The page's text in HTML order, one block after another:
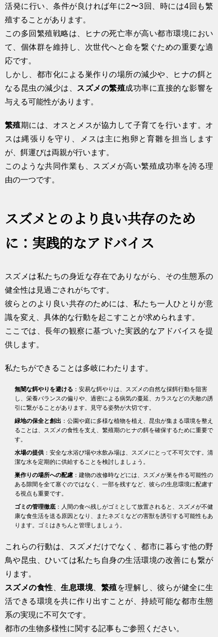
活発に行い、条件が良ければ年に2〜3回、時には4回も繁
殖することがあります。
この多回繁殖戦略は、ヒナの死亡率が高い都市環境におい
て、個体群を維持し、次世代へと命を繋ぐための重要な適
応です。
しかし、都市化による巣作りの場所の減少や、ヒナの餌と
なる昆虫の減少は、 スズメの繁殖成功率に直接的な影響を
与える可能性があります。
繁殖期には、オスとメスが協力して子育てを行います。オ
スは縄張りを守り、メスは主に抱卵と育雛を担当します
が、餌運びは両親が行います。
このような共同作業も、スズメが高い繁殖成功率を誇る理
由の一つです。
スズメとのより良い共存のため
に：実践的なアドバイス
スズメは私たちの身近な存在でありながら、その生態系の
健全性は見過ごされがちです。
彼らとのより良い共存のためには、私たち一人ひとりが意
識を変え、具体的な行動を起こすことが求められます。
ここでは、長年の観察に基づいた実践的なアドバイスを提
供します。
私たちができることは多岐にわたります。
無闇な餌やりを避ける ：安易な餌やりは、スズメの自然な採餌行動を阻害
し、栄養バランスの偏りや、過密による病気の蔓延、カラスなどの天敵の誘
引に繋がることがあります。見守る姿勢が大切です。
緑地の保全と創出 ：公園や庭に多様な植物を植え、昆虫が集まる環境を整え
ることは、スズメの食性を支え、繁殖期のヒナの餌を確保するために重要で
す。
水場の提供 ：安全な水浴び場や水飲み場は、スズメにとって不可欠です。清
潔な水を定期的に供給することを検討しましょう。
巣作りの場所への配慮 ：建物の改修時などには、スズメが巣を作る可能性の
ある隙間を全て塞ぐのではなく、一部を残すなど、彼らの生息環境に配慮す
る視点も重要です。
ゴミの管理徹底 ：人間の食べ残しがゴミとして放置されると、スズメが不健
康な食生活を送る原因となり、またネズミなどの害獣を誘引する可能性もあ
ります。ゴミはきちんと管理しましょう。
これらの行動は、スズメだけでなく、都市に暮らす他の野
鳥や昆虫、ひいては私たち自身の生活環境の改善にも繋が
ります。
スズメの食性 、生息環境、 繁殖を理解し、彼らが健全に生
活できる環境を共に作り出すことが、持続可能な都市生態
系の実現に不可欠です。
都市の生物多様性に関する記事もご参照ください。